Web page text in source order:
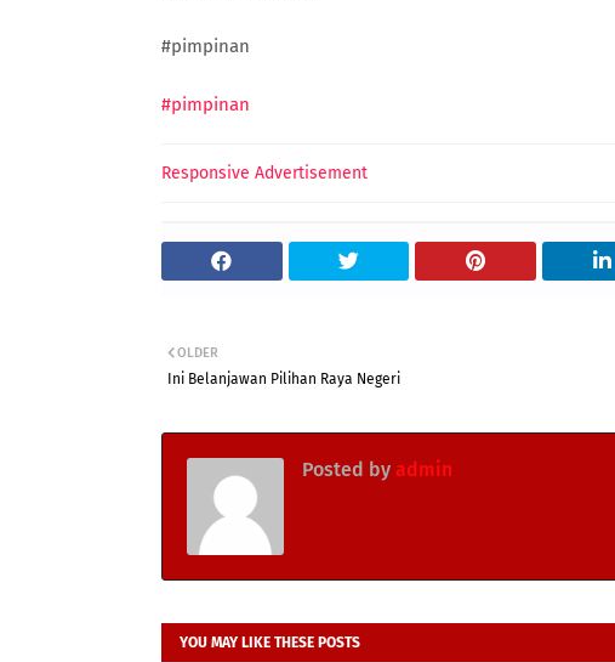
#pimpinan
#pimpinan
Responsive Advertisement
OLDER
Ini Belanjawan Pilihan Raya Negeri
Posted by admin
YOU MAY LIKE THESE POSTS